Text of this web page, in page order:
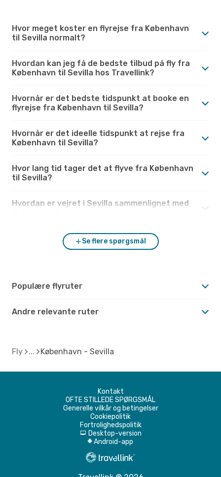
Hvor meget koster en flyrejse fra København
til Sevilla normalt?
Hvordan kan jeg få de bedste tilbud på fly fra
København til Sevilla hos Travellink?
Hvornår er det bedste tidspunkt at booke en
flyrejse fra København til Sevilla?
Hvornår er det ideelle tidspunkt at rejse fra
København til Sevilla?
Hvor lang tid tager det at flyve fra København
til Sevilla?
Hvordan er vejret i Sevilla sammenlignet med
Se flere spørgsmål
Populære flyruter
Andre relevante ruter
Fly København - Sevilla
Kontakt
OFTE STILLEDE SPØRGSMÅL
Generelle vilkår og betingelser
Cookiepolitik
Fortrolighedspolitik
d Desktop-version
A Android-app